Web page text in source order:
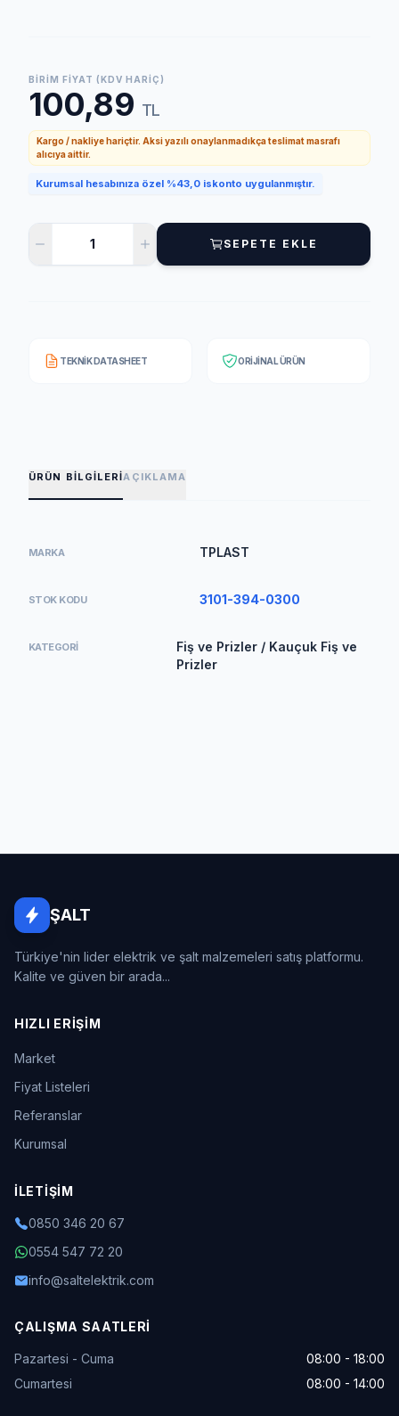
BIRIM FIYAT (KDV HARIÇ)
100,89 TL
Kargo / nakliye hariçtir. Aksi yazılı onaylanmadıkça teslimat masrafı
alıcıya aittir.
Kurumsal hesabınıza özel %43,0 iskonto uygulanmıştır.
SEPETE EKLE
TEKNIK DATASHEET ORIJINAL ÜRÜN
ÜRÜN BILGILERIAÇIKLAMA
MARKA TPLAST
STOK KODU 3101-394-0300
KATEGORI
Fiş ve Prizler / Kauçuk Fiş ve
Prizler
ŞALT
Türkiye'nin lider elektrik ve şalt malzemeleri satış platformu.
Kalite ve güven bir arada...
HIZLI ERIŞIM
Market
Fiyat Listeleri
Referanslar
Kurumsal
İLETIŞIM
0850 346 20 67
0554 547 72 20
info@saltelektrik.com
ÇALIŞMA SAATLERI
Pazartesi - Cuma
08:00 - 18:00
Cumartesi
08:00 - 14:00